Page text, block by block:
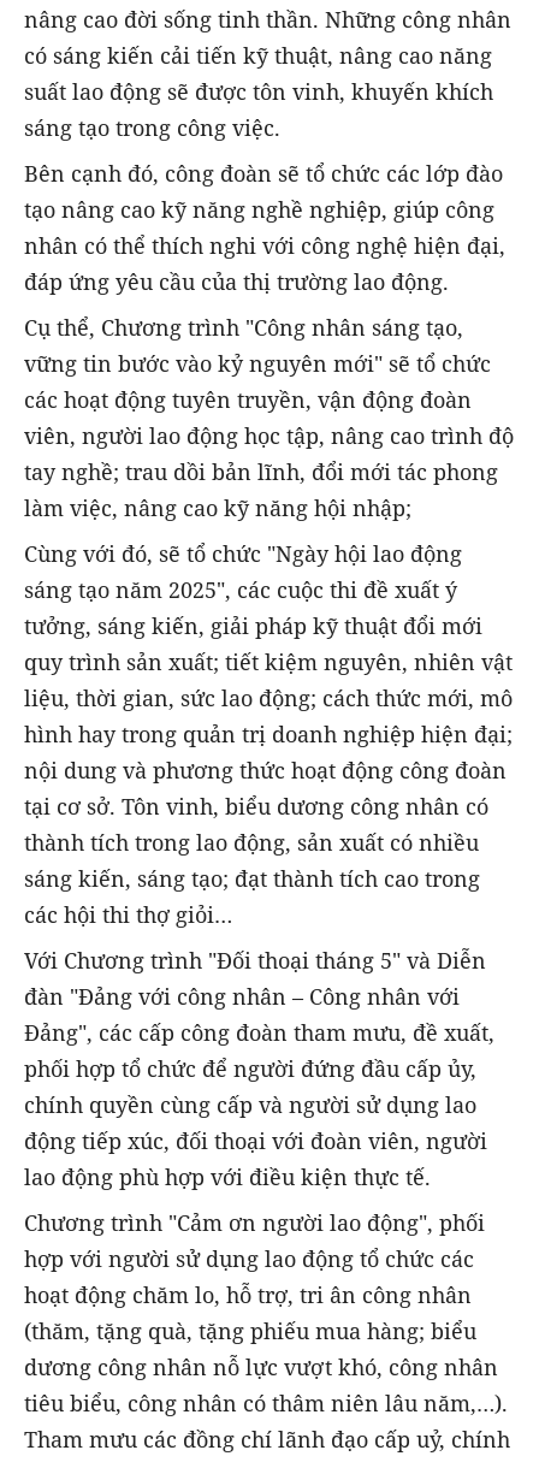
nâng cao đời sống tinh thần. Những công nhân
có sáng kiến cải tiến kỹ thuật, nâng cao năng
suất lao động sẽ được tôn vinh, khuyến khích
sáng tạo trong công việc.
Bên cạnh đó, công đoàn sẽ tổ chức các lớp đào
tạo nâng cao kỹ năng nghề nghiệp, giúp công
nhân có thể thích nghi với công nghệ hiện đại,
đáp ứng yêu cầu của thị trường lao động.
Cụ thể, Chương trình "Công nhân sáng tạo,
vững tin bước vào kỷ nguyên mới" sẽ tổ chức
các hoạt động tuyên truyền, vận động đoàn
viên, người lao động học tập, nâng cao trình độ
tay nghề; trau dồi bản lĩnh, đổi mới tác phong
làm việc, nâng cao kỹ năng hội nhập;
Cùng với đó, sẽ tổ chức "Ngày hội lao động
sáng tạo năm 2025", các cuộc thi đề xuất ý
tưởng, sáng kiến, giải pháp kỹ thuật đổi mới
quy trình sản xuất; tiết kiệm nguyên, nhiên vật
liệu, thời gian, sức lao động; cách thức mới, mô
hình hay trong quản trị doanh nghiệp hiện đại;
nội dung và phương thức hoạt động công đoàn
tại cơ sở. Tôn vinh, biểu dương công nhân có
thành tích trong lao động, sản xuất có nhiều
sáng kiến, sáng tạo; đạt thành tích cao trong
các hội thi thợ giỏi…
Với Chương trình "Đối thoại tháng 5" và Diễn
đàn "Đảng với công nhân – Công nhân với
Đảng", các cấp công đoàn tham mưu, đề xuất,
phối hợp tổ chức để người đứng đầu cấp ủy,
chính quyền cùng cấp và người sử dụng lao
động tiếp xúc, đối thoại với đoàn viên, người
lao động phù hợp với điều kiện thực tế.
Chương trình "Cảm ơn người lao động", phối
hợp với người sử dụng lao động tổ chức các
hoạt động chăm lo, hỗ trợ, tri ân công nhân
(thăm, tặng quà, tặng phiếu mua hàng; biểu
dương công nhân nỗ lực vượt khó, công nhân
tiêu biểu, công nhân có thâm niên lâu năm,…).
Tham mưu các đồng chí lãnh đạo cấp uỷ, chính